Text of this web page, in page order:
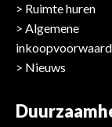
Ruimte huren
Algemene
Nieuws